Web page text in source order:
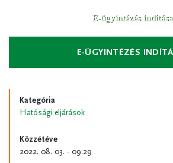
E-ügyintézés indítása
E-ÜGYINTÉZÉS
Kategória
Hatósági eljárások
Közzétéve
2022. 08. 03. - 09:29